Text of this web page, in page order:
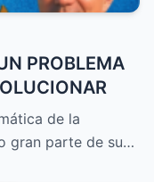
PROBLEMA
de la
gran parte de su…